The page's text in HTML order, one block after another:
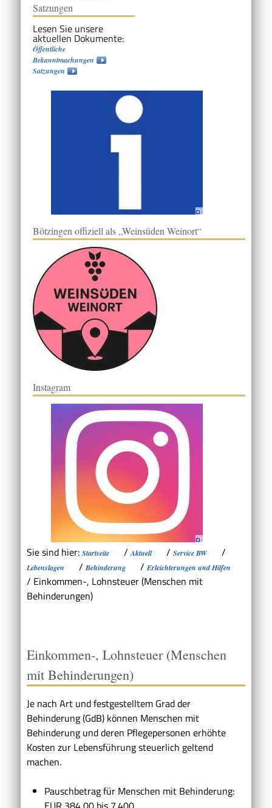
Satzungen
Lesen Sie unsere
aktuellen Dokumente:
Öffentliche
Bekanntmachungen
Satzungen
Bötzingen offiziell als „Weinsüden Weinort“
Instagram
Sie sind hier: Startseite /Aktuell / Service BW /
Lebenslagen / Behinderung /Erleichterungen und Hilfen
/ Einkommen-, Lohnsteuer (Menschen mit
Behinderungen)
Einkommen-, Lohnsteuer (Menschen
mit Behinderungen)
Je nach Art und festgestelltem Grad der
Behinderung (GdB) können Menschen mit
Behinderung und deren Pflegepersonen erhöhte
Kosten zur Lebensführung steuerlich geltend
machen.
Pauschbetrag für Menschen mit Behinderung: